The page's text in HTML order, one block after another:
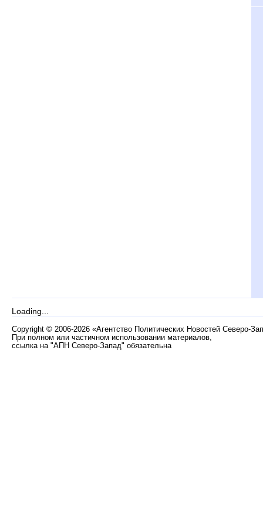
Loading...
Copyright © 2006-2026 «Агентство Политических Новостей Северо-
При полном или частичном использовании материалов,
ссылка на "АПН Северо-Запад" обязательна